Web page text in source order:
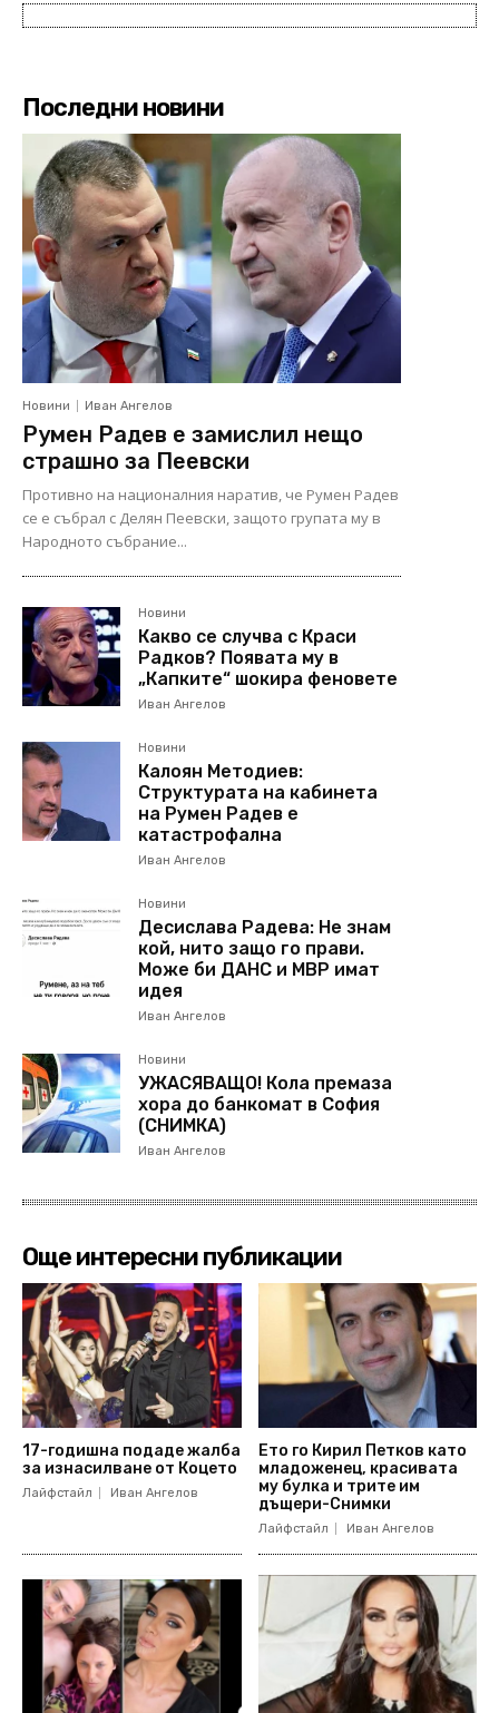
Последни новини
Новини Иван Ангелов
Румен Радев е замислил нещо
страшно за Пеевски
Противно на националния наратив, че Румен Радев
се е събрал с Делян Пеевски, защото групата му в
Народното събрание...
Новини
Какво се случва с Краси
Радков? Появата му в
„Капките“ шокира феновете
Иван Ангелов
Новини
Калоян Методиев:
Структурата на кабинета
на Румен Радев е
катастрофална
Иван Ангелов
Новини
Десислава Радева: Не знам
кой, нито защо го прави.
Може би ДАНС и МВР имат
идея
Иван Ангелов
Новини
УЖАСЯВАЩО! Кола премаза
хора до банкомат в София
(СНИМКА)
Иван Ангелов
Още интересни публикации
17-годишна подаде жалба
за изнасилване от Коцето
Лайфстайл Иван Ангелов
Ето го Кирил Петков като
младоженец, красивата
му булка и трите им
дъщери-Снимки
Лайфстайл Иван Ангелов